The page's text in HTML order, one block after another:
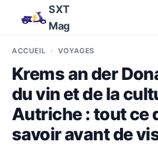
SXT
Mag
ACCUEIL VOYAGES
Krems an der
du vin et de la
Autriche : tout ce
savoir avant de